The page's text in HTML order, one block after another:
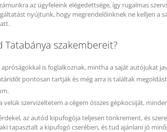
az ügyfeleink elégedettsége, így rugalmas
nyújtunk, hogy megrendelőinknek ne kelljen a
Tatabánya szakembereit?
apróságokkal is foglalkoznak, mintha a saját autójukat
pontosan tartják és még arra is találtak
velük szervizeltetem a cégem összes gépkocsiját,
az autód kipufogója teljesen tönkrement, és
tapasztalt a kipufogó cserében, és tud ajánlani jó